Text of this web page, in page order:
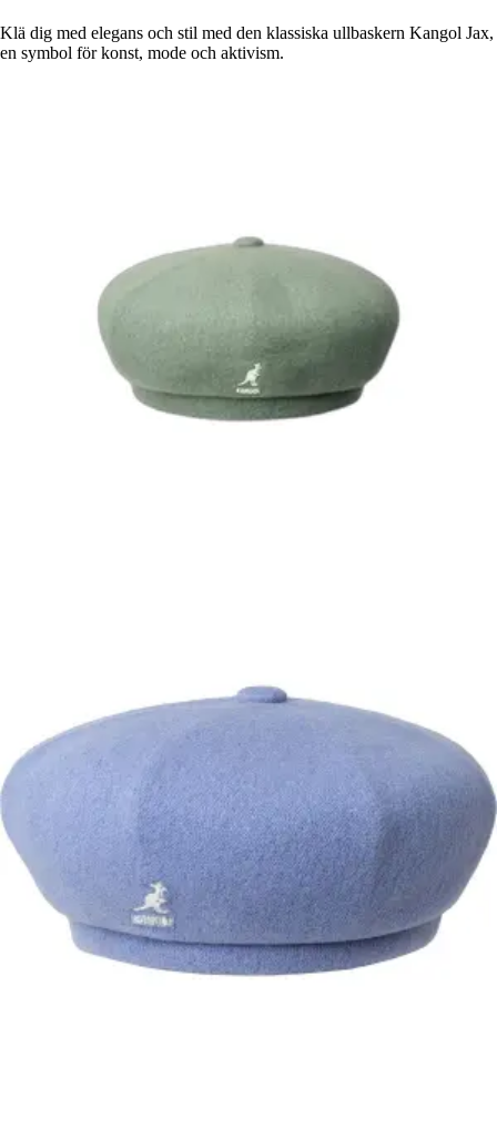
Klä dig med elegans och stil med den klassiska ullbaskern Kangol Jax,
en symbol för konst, mode och aktivism.